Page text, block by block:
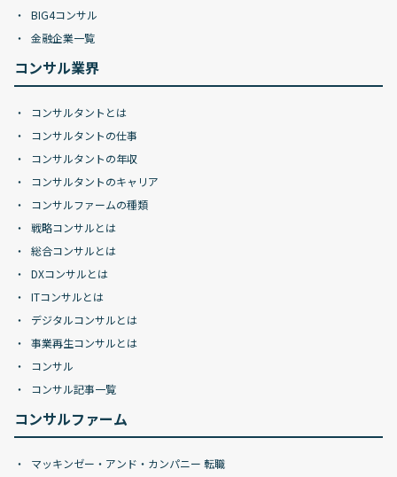
BIG4コンサル
金融企業一覧
コンサル業界
コンサルタントとは
コンサルタントの仕事
コンサルタントの年収
コンサルタントのキャリア
コンサルファームの種類
戦略コンサルとは
総合コンサルとは
DXコンサルとは
ITコンサルとは
デジタルコンサルとは
事業再生コンサルとは
コンサル
コンサル記事一覧
コンサルファーム
マッキンゼー・アンド・カンパニー 転職